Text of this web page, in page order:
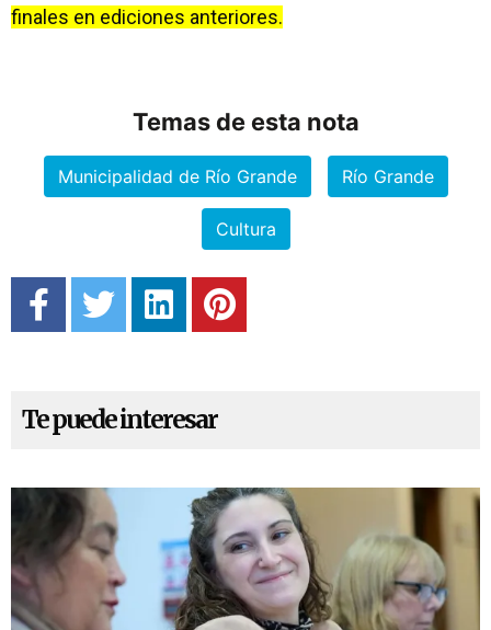
finales en ediciones anteriores.
Temas de esta nota
Municipalidad de Río Grande Río Grande
Cultura
Te puede interesar